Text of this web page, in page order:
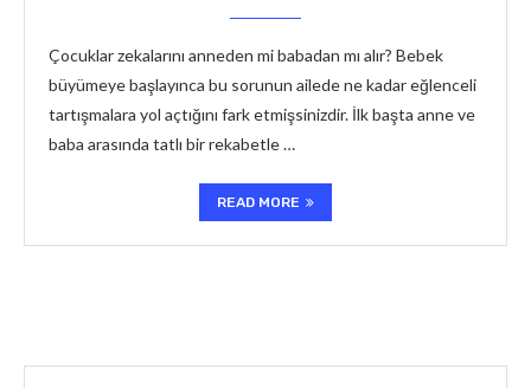
Çocuklar zekalarını anneden mi babadan mı alır? Bebek
büyümeye başlayınca bu sorunun ailede ne kadar eğlenceli
tartışmalara yol açtığını fark etmişsinizdir. İlk başta anne ve
baba arasında tatlı bir rekabetle …
READ MORE